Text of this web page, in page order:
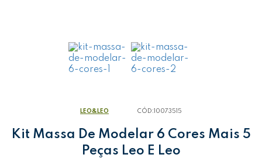
LEO&LEO CÓD: 10073515
Kit Massa De Modelar 6 Cores Mais 5
Peças Leo E Leo